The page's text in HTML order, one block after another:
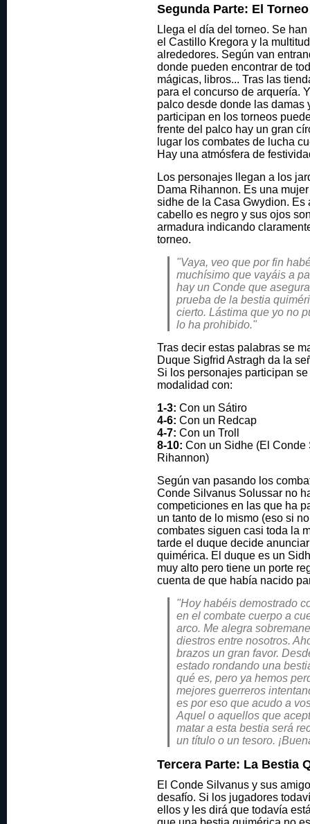
Segunda Parte: El
Llega el día del torneo. Se
el Castillo Kregora y la
alrededores. Según van
donde pueden encontrar de
mágicas, libros... Tras las
para el concurso de arquería.
palco desde donde las damas
participan en los torneos
frente del palco hay un gran
lugar los combates de lucha
Hay una atmósfera de
Los personajes llegan a los
Dama Rihannon. Es una
sidhe de la Casa Gwydion.
cabello es negro y sus ojos
armadura indicando
torneo.
"Vaya, veo que por fin
muchísimo que vayáis a
hay un Conde que
prueba de la bestia
cierto. Lástima que yo no
lo ha prohibido."
Tras decir estas palabras se
Duque Sigfrid Astragh da la
Si los personajes participan
modalidad con:
1-3: Con un Sátiro
4-6: Con un Redcap
4-7: Con un Troll
8-10: Con un Sidhe (El
Rihannon)
Según van pasando los
Conde Silvanus Solussar no
competiciones en las que ha
un tanto de lo mismo (eso si
combates siguen casi toda la
tarde el duque decide
quimérica. El duque es un
muy alto pero tiene un porte
cuenta de que había nacido
"Hoy habéis demostrado
en el combate cuerpo a
arco. Me alegra
diestros entre nosotros.
brazos un gran favor.
estado rondando una
qué es, pero ya hemos
mejores guerreros
es por eso que acudo a
Aquel o aquellos que
matar a esta bestia será
un título o un tesoro.
Tercera Parte: La Bestia
El Conde Silvanus y sus
desafío. Si los jugadores
ellos y les dirá que todavía